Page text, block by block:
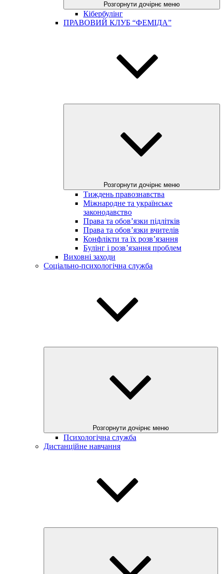
Розгорнути дочірнє меню
Кібербулінг
ПРАВОВИЙ КЛУБ “ФЕМІДА”
Розгорнути дочірнє меню
Тиждень правознавства
Міжнародне та українське
законодавство
Права та обов’язки підлітків
Права та обов’язки вчителів
Конфлікти та їх розв’язання
Булінг і розв’язання проблем
Виховні заходи
Соціально-психологічна служба
Розгорнути дочірнє меню
Психологічна служба
Дистанційне навчання